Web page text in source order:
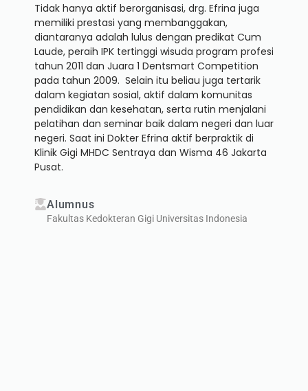
Tidak hanya aktif berorganisasi, drg. Efrina juga
memiliki prestasi yang membanggakan,
diantaranya adalah lulus dengan predikat Cum
Laude, peraih IPK tertinggi wisuda program profesi
tahun 2011 dan Juara 1 Dentsmart Competition
pada tahun 2009. Selain itu beliau juga tertarik
dalam kegiatan sosial, aktif dalam komunitas
pendidikan dan kesehatan, serta rutin menjalani
pelatihan dan seminar baik dalam negeri dan luar
negeri. Saat ini Dokter Efrina aktif berpraktik di
Klinik Gigi MHDC Sentraya dan Wisma 46 Jakarta
Pusat.
Alumnus
Fakultas Kedokteran Gigi Universitas Indonesia